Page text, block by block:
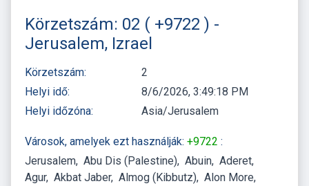
Körzetszám: 02 ( +9722 ) -
Jerusalem, Izrael
Körzetszám:
2
Helyi idő:
8/6/2026, 3:49:18 PM
Helyi időzóna:
Asia/Jerusalem
Városok, amelyek ezt használják: +9722 :
Jerusalem Abu Dis (Palestine) Abuin Aderet
Agur Akbat Jaber Almog (Kibbutz) Alon More